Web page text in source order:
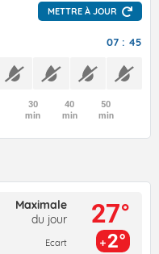
METTRE À JOUR
07 : 45
30
min
40
min
50
min
Maximale
du jour
Ecart
27°
2°